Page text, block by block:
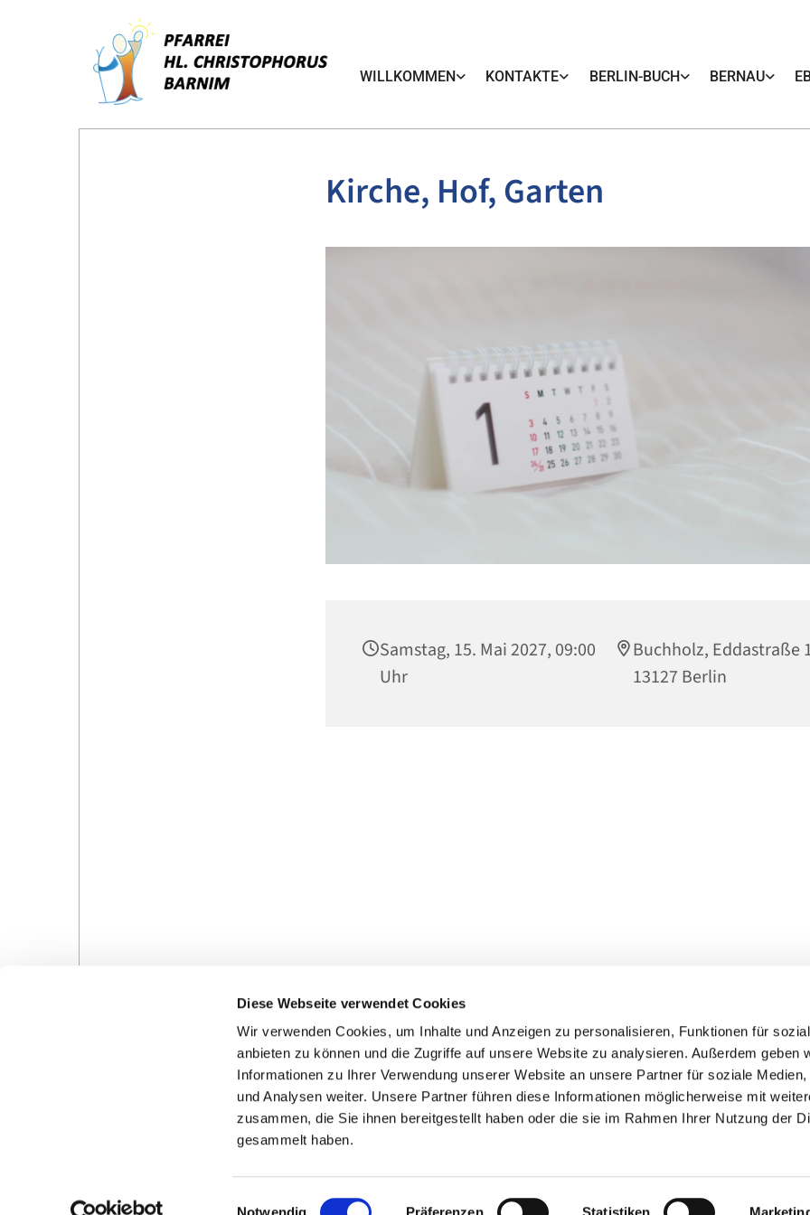
Diese Webseite verwendet Cookies
Wir verwenden Cookies, um Inhalte und Anzeigen zu personalisieren, Funktionen für
anbieten zu können und die Zugriffe auf unsere Website zu analysieren. Außerdem geben
Informationen zu Ihrer Verwendung unserer Website an unsere Partner für soziale Medien,
und Analysen weiter. Unsere Partner führen diese Informationen möglicherweise mit
zusammen, die Sie ihnen bereitgestellt haben oder die sie im Rahmen Ihrer Nutzung der
gesammelt haben.
Notwendig Präferenzen Statistiken
WILLKOMMEN KONTAKTE BERLIN-BUCH BERNAU
Kirche, Hof, Garten
Samstag, 15. Mai 2027, 09:00
Uhr
Buchholz, Eddastraße
13127 Berlin
Veranstaltungen in der
Pfarrei
Kontakte
Ansprechpersonen zum Schutz vor
sexualisierter Gewalt